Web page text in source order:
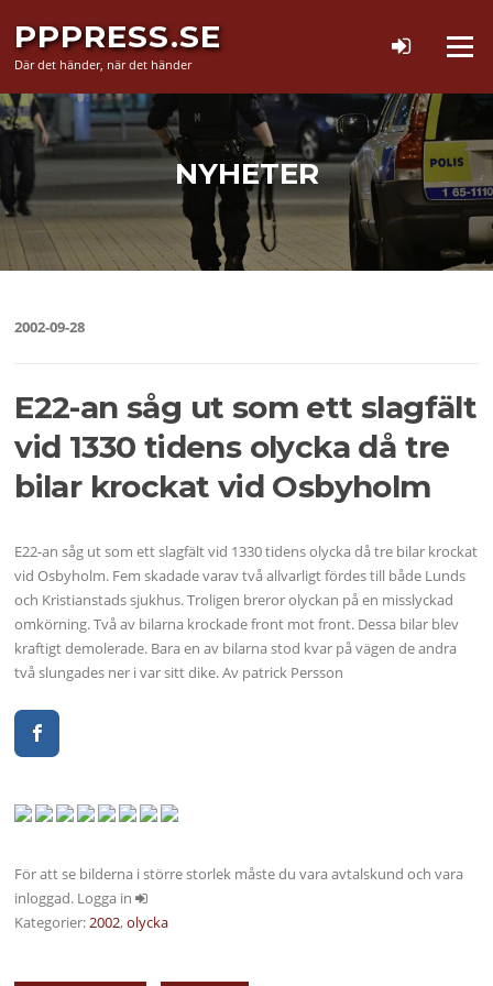
innehåll
PPPRESS.SE
Där det händer, när det händer
Meny
NYHETER
2002-09-28
E22-an såg ut som ett slagfält
vid 1330 tidens olycka då tre
bilar krockat vid Osbyholm
E22-an såg ut som ett slagfält vid 1330 tidens olycka då tre bilar krockat
vid Osbyholm. Fem skadade varav två allvarligt fördes till både Lunds
och Kristianstads sjukhus. Troligen breror olyckan på en misslyckad
omkörning. Två av bilarna krockade front mot front. Dessa bilar blev
kraftigt demolerade. Bara en av bilarna stod kvar på vägen de andra
två slungades ner i var sitt dike. Av patrick Persson
För att se bilderna i större storlek måste du vara avtalskund och vara
inloggad. Logga in
Kategorier:2002,olycka